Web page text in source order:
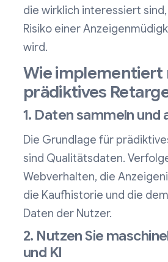
die wirklich interessiert
Risiko einer
wird.
Wie implementiert
prädiktives
1. Daten sammeln und
Die Grundlage für
sind Qualitätsdaten.
Webverhalten, die
die Kaufhistorie und die
Daten der Nutzer.
2. Nutzen Sie
und KI